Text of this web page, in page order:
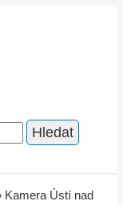
Kamera Ústí nad